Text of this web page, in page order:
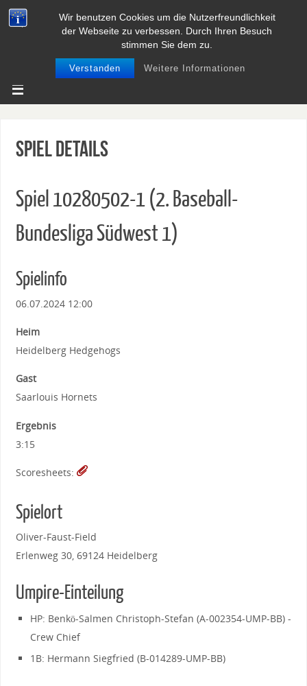
Wir benutzen Cookies um die Nutzerfreundlichkeit
der Webseite zu verbessen. Durch Ihren Besuch
stimmen Sie dem zu.
Verstanden Weitere Informationen
BASEBALL UND SOFTBALL IN
NIEDERSACHSEN
Spiel Details
Spiel 10280502-1 (2. Baseball-
Bundesliga Südwest 1)
Spielinfo
06.07.2024 12:00
Heim
Heidelberg Hedgehogs
Gast
Saarlouis Hornets
Ergebnis
3:15
Scoresheets:
Spielort
Oliver-Faust-Field
Erlenweg 30, 69124 Heidelberg
Umpire-Einteilung
HP: Benkö-Salmen Christoph-Stefan (A-002354-UMP-BB) -
Crew Chief
1B: Hermann Siegfried (B-014289-UMP-BB)